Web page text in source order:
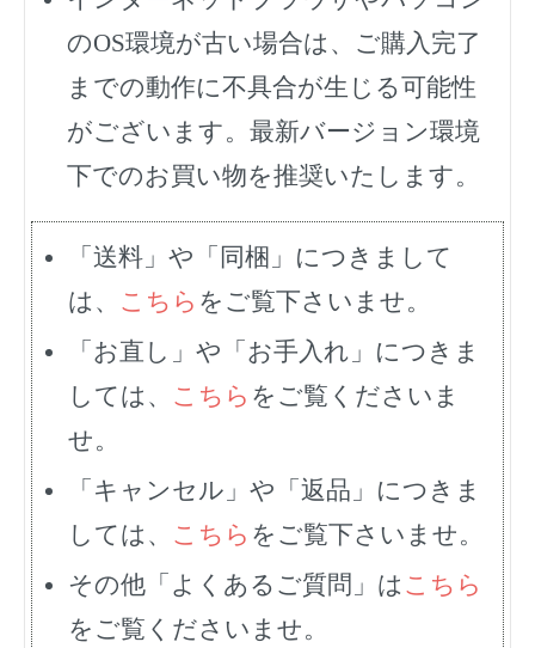
のOS環境が古い場合は、ご購入完了
までの動作に不具合が生じる可能性
がございます。最新バージョン環境
下でのお買い物を推奨いたします。
「送料」や「同梱」につきまして
は、 こちら をご覧下さいませ。
「お直し」や「お手入れ」につきま
しては、 こちら をご覧くださいま
せ。
「キャンセル」や「返品」につきま
しては、 こちら をご覧下さいませ。
その他「よくあるご質問」は こちら
をご覧くださいませ。